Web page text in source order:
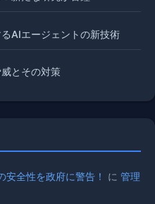
AIエージェントの新技術
とその対策
全性を政府に警告！ に 管理